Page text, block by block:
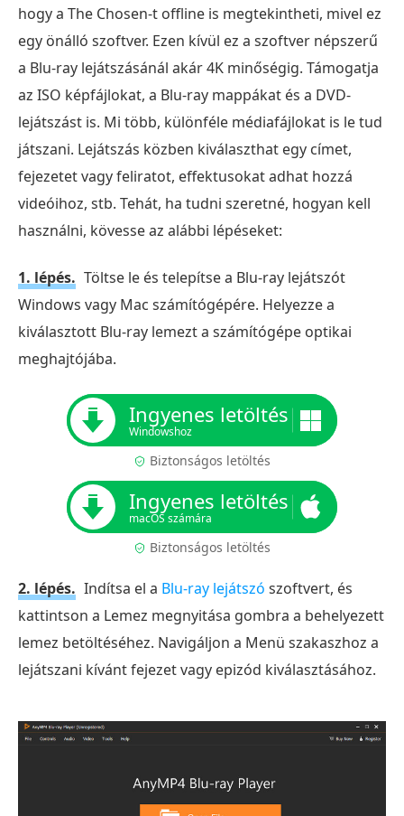
hogy a The Chosen-t offline is megtekintheti, mivel ez
egy önálló szoftver. Ezen kívül ez a szoftver népszerű
a Blu-ray lejátszásánál akár 4K minőségig. Támogatja
az ISO képfájlokat, a Blu-ray mappákat és a DVD-
lejátszást is. Mi több, különféle médiafájlokat is le tud
játszani. Lejátszás közben kiválaszthat egy címet,
fejezetet vagy feliratot, effektusokat adhat hozzá
videóihoz, stb. Tehát, ha tudni szeretné, hogyan kell
használni, kövesse az alábbi lépéseket:
1. lépés. Töltse le és telepítse a Blu-ray lejátszót
Windows vagy Mac számítógépére. Helyezze a
kiválasztott Blu-ray lemezt a számítógépe optikai
meghajtójába.
Ingyenes letöltés
Windowshoz
Biztonságos letöltés
Ingyenes letöltés
macOS számára
Biztonságos letöltés
2. lépés. Indítsa el a Blu-ray lejátszó szoftvert, és
kattintson a Lemez megnyitása gombra a behelyezett
lemez betöltéséhez. Navigáljon a Menü szakaszhoz a
lejátszani kívánt fejezet vagy epizód kiválasztásához.